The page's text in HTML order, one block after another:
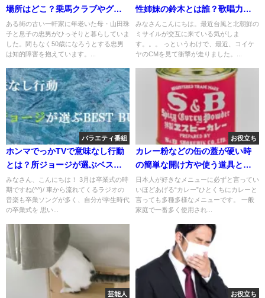
場所はどこ？乗馬クラブやグル
ープホームなど
ある街の古い一軒家に年老いた母・山田珠
子と息子の忠男がひっそりと暮らしていま
した。間もなく50歳になろうとする忠男
は知的障害を抱えています。...
性姉妹の鈴木とは誰？歌唱力や
ウザイの理由も
みなさんこんにちは。最近台風と北朝鮮の
ミサイルが交互に来ている気がしま
す。。。 っというわけで、最近、コイケ
ヤのCMを見て衝撃が走りました。...
バラエティ番組
ホンマでっかTVで意味なし行動
とは？所ジョージが選ぶベスト
バイ10は？
みなさん、こんにちは！ 3月は卒業式の時
期ですね(^^)/ 車から流れてくるラジオの
音楽も卒業ソングが多く、自分が学生時代
の卒業式を 思い...
お役立ち
カレー粉などの缶の蓋が硬い時
の簡単な開け方や使う道具と
は？
日本人が好きなメニューに必ずと言ってい
いほどあげる“カレー”ひとくちにカレーと
言っても多種多様なメニューです。 一般
家庭で一番多く使用され...
芸能人 お役立ち